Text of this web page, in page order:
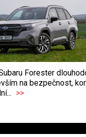
Forester
na bezpečnost,
>>